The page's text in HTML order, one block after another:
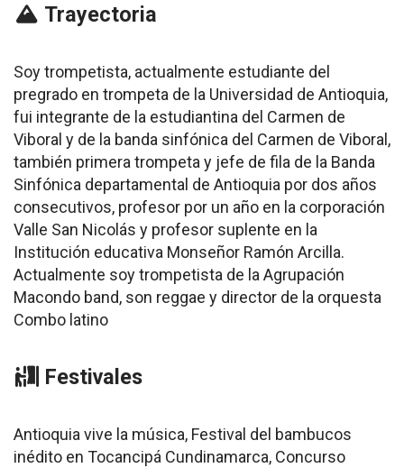
Trayectoria
Soy trompetista, actualmente estudiante del
pregrado en trompeta de la Universidad de Antioquia,
fui integrante de la estudiantina del Carmen de
Viboral y de la banda sinfónica del Carmen de Viboral,
también primera trompeta y jefe de fila de la Banda
Sinfónica departamental de Antioquia por dos años
consecutivos, profesor por un año en la corporación
Valle San Nicolás y profesor suplente en la
Institución educativa Monseñor Ramón Arcilla.
Actualmente soy trompetista de la Agrupación
Macondo band, son reggae y director de la orquesta
Combo latino
Festivales
Antioquia vive la música, Festival del bambucos
inédito en Tocancipá Cundinamarca, Concurso